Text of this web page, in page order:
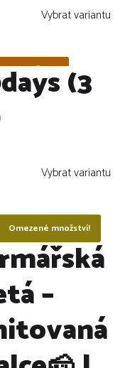
Vybrat variantu
ZLEVNĚNO ! (3
Vybrat variantu
Omezené množství!
–